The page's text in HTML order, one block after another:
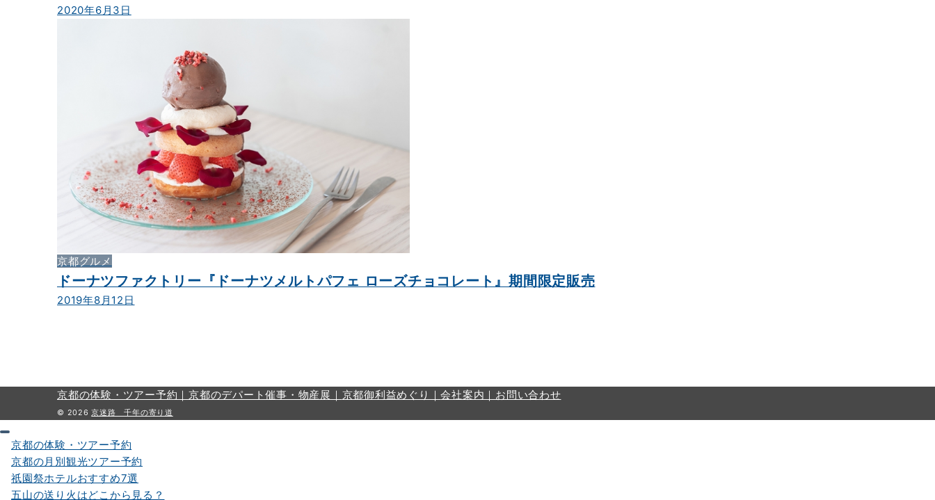
2020年6月3日
京都グルメ
ドーナツファクトリー『ドーナツメルトパフェ ローズチョコレート』期間限定販売
2019年8月12日
京都の体験・ツアー予約｜ 京都のデパート催事・物産展｜ 京都御利益めぐり｜会社案内｜ お問い合わせ
© 2026京迷路 千年の寄り道
京都の体験・ツアー予約
京都の月別観光ツアー予約
祇園祭ホテルおすすめ7選
五山の送り火はどこから見る？